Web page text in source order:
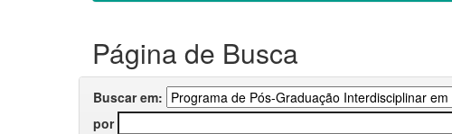
Página de Busca
Buscar em:
por